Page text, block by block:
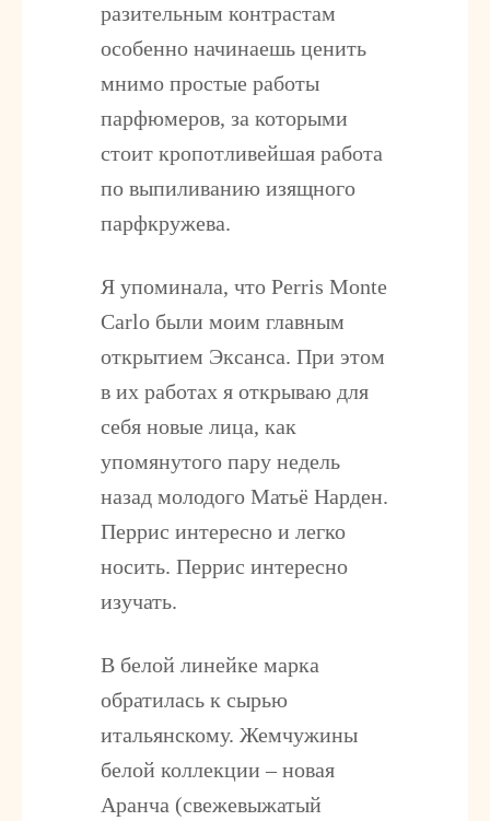
разительным контрастам
особенно начинаешь ценить
мнимо простые работы
парфюмеров, за которыми
стоит кропотливейшая работа
по выпиливанию изящного
парфкружева.
Я упоминала, что Perris Monte
Carlo были моим главным
открытием Эксанса. При этом
в их работах я открываю для
себя новые лица, как
упомянутого пару недель
назад молодого Матьё Нарден.
Перрис интересно и легко
носить. Перрис интересно
изучать.
В белой линейке марка
обратилась к сырью
итальянскому. Жемчужины
белой коллекции – новая
Аранча (свежевыжатый